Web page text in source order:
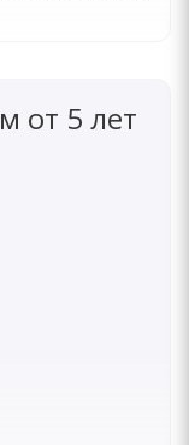
от 5 лет